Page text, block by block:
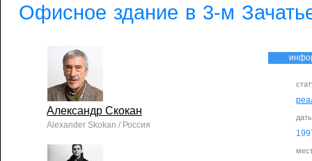
Офисное здание в 3-м
Александр Скокан
Alexander Skokan / Россия